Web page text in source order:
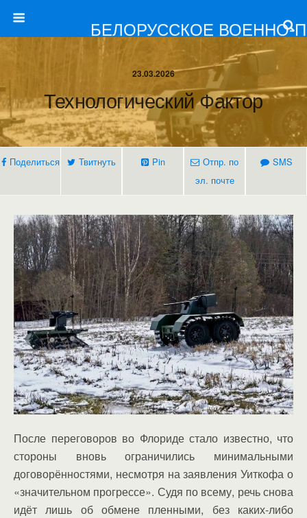
БЕЛОРУССКОЕ ВОЕННО-
23.03.2026
Технологический Фактор
Поделиться Твитнуть Pin
Отпр. по
эл. почте
SMS
После переговоров во Флориде стало известно, что
стороны вновь ограничились минимальными
договорённостями, несмотря на заявления Уиткофа о
«значительном прогрессе». Судя по всему, речь снова
идёт лишь об обмене пленными, без каких-либо